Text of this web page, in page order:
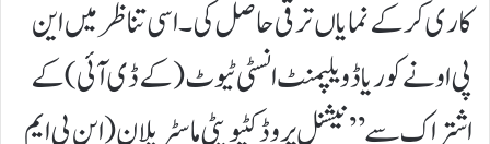
کاری کر کے نمایاں ترقی حاصل کی۔ اسی تناظر میں این
پی او نے کوریا ڈویلپمنٹ انسٹی ٹیوٹ (کے ڈی آئی ) کے
اشتراک سے ’’نیشنل پروڈکٹیویٹی ماسٹر پلان (این پی ایم